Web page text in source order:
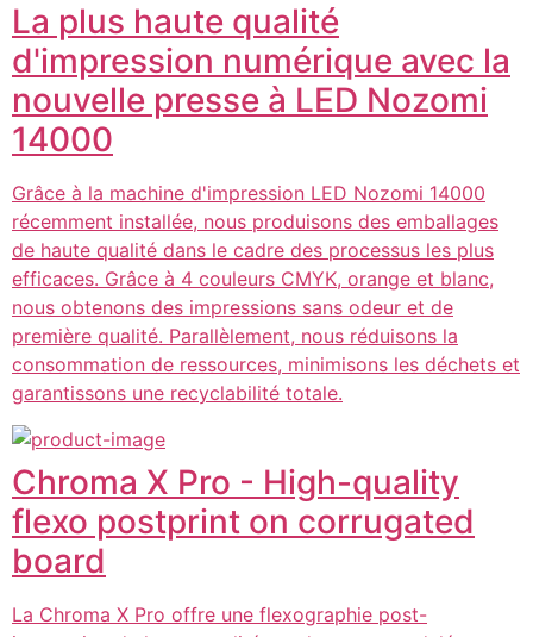
La plus haute qualité
d'impression numérique avec la
nouvelle presse à LED Nozomi
14000
Grâce à la machine d'impression LED Nozomi 14000
récemment installée, nous produisons des emballages
de haute qualité dans le cadre des processus les plus
efficaces. Grâce à 4 couleurs CMYK, orange et blanc,
nous obtenons des impressions sans odeur et de
première qualité. Parallèlement, nous réduisons la
consommation de ressources, minimisons les déchets et
garantissons une recyclabilité totale.
Chroma X Pro - High-quality
flexo postprint on corrugated
board
La Chroma X Pro offre une flexographie post-